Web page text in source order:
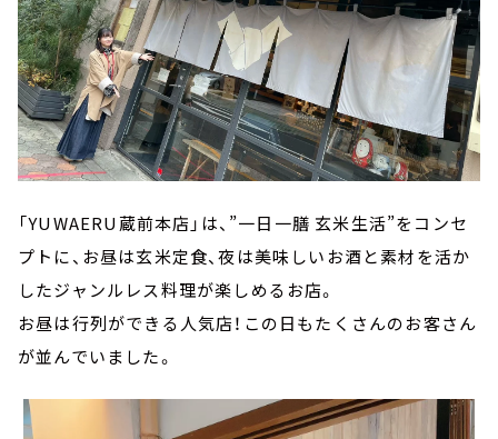
「YUWAERU蔵前本店」は、”一日一膳 玄米生活”をコンセ
プトに、お昼は玄米定食、夜は美味しいお酒と素材を活か
したジャンルレス料理が楽しめるお店。
お昼は行列ができる人気店！この日もたくさんのお客さん
が並んでいました。